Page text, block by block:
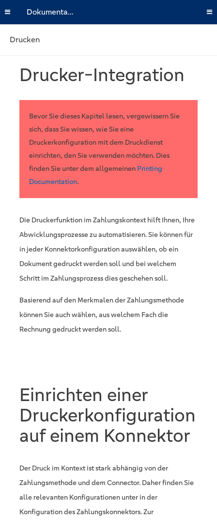
Dokumentation
Drucken
Drucker-Integration
Bevor Sie dieses Kapitel lesen, vergewissern Sie
sich, dass Sie wissen, wie Sie eine
Druckerkonfiguration mit dem Druckdienst
einrichten, den Sie verwenden möchten. Dies
finden Sie unter dem allgemeinen Printing
Documentation.
Die Druckerfunktion im Zahlungskontext hilft Ihnen, Ihre
Abwicklungsprozesse zu automatisieren. Sie können für
in jeder Konnektorkonfiguration auswählen, ob ein
Dokument gedruckt werden soll und bei welchem
Schritt im Zahlungsprozess dies geschehen soll.
Basierend auf den Merkmalen der Zahlungsmethode
können Sie auch wählen, aus welchem Fach die
Rechnung gedruckt werden soll.
Einrichten einer
Druckerkonfiguration
auf einem Konnektor
Der Druck im Kontext ist stark abhängig von der
Zahlungsmethode und dem Connector. Daher finden Sie
alle relevanten Konfigurationen unter in der
Konfiguration des Zahlungskonnektors. Zur